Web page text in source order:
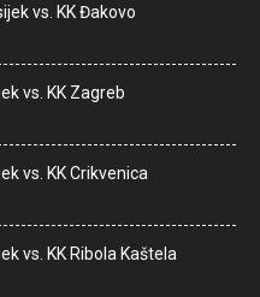
vs. KK Đakovo
vs. KK Zagreb
vs. KK Crikvenica
vs. KK Ribola Kaštela